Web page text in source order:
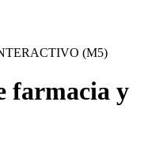
(M5)
farmacia y